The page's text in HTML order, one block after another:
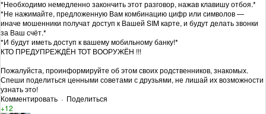
*Необходимо немедленно закончить этот разговор, нажав клавишу отбоя.*
*Не нажимайте, предложенную Вам комбинацию цифр или символов —
иначе мошенники получат доступ к Вашей SIM карте, и будут делать звонки
за Ваш счёт.*
*И будут иметь доступ к вашему мобильному банку!*
КТО ПРЕДУПРЕЖДЁН ТОТ ВООРУЖЁН !!!
Пожалуйста, проинформируйте об этом своих родственников, знакомых.
Спеши поделиться ценными советами с друзьями, не лишай их возможности
узнать это!
Комментировать · Поделиться
+12